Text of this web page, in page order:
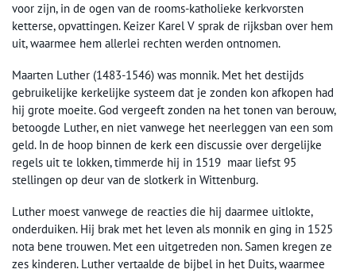
voor zijn, in de ogen van de rooms-katholieke kerkvorsten
ketterse, opvattingen. Keizer Karel V sprak de rijksban over hem
uit, waarmee hem allerlei rechten werden ontnomen.
Maarten Luther (1483-1546) was monnik. Met het destijds
gebruikelijke kerkelijke systeem dat je zonden kon afkopen had
hij grote moeite. God vergeeft zonden na het tonen van berouw,
betoogde Luther, en niet vanwege het neerleggen van een som
geld. In de hoop binnen de kerk een discussie over dergelijke
regels uit te lokken, timmerde hij in 1519 maar liefst 95
stellingen op deur van de slotkerk in Wittenburg.
Luther moest vanwege de reacties die hij daarmee uitlokte,
onderduiken. Hij brak met het leven als monnik en ging in 1525
nota bene trouwen. Met een uitgetreden non. Samen kregen ze
zes kinderen. Luther vertaalde de bijbel in het Duits, waarmee